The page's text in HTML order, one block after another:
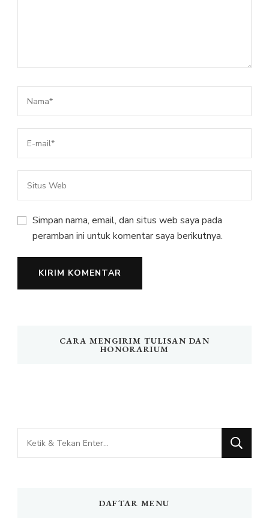
Simpan nama, email, dan situs web saya pada
peramban ini untuk komentar saya berikutnya.
CARA MENGIRIM TULISAN DAN
HONORARIUM
Mencari
Sesuatu?
DAFTAR MENU